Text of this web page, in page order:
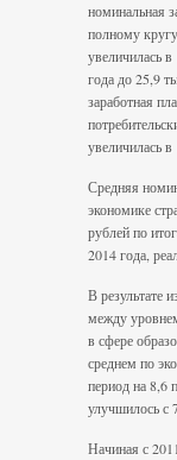
номинальная
полному
увеличилась
года до 25,9
заработная
увеличилась в
Средняя
экономике
рублей по
2014 года,
В результате
между
в сфере
среднем по
период на 8,6
улучшилось с
Начиная с